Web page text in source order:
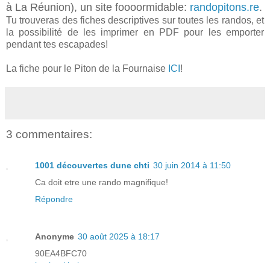
à La Réunion), un site foooormidable: randopitons.re.
Tu trouveras des fiches descriptives sur toutes les randos, et
la possibilité de les imprimer en PDF pour les emporter
pendant tes escapades!
La fiche pour le Piton de la Fournaise ICI !
3 commentaires:
1001 découvertes dune chti 30 juin 2014 à 11:50
Ca doit etre une rando magnifique!
Répondre
Anonyme 30 août 2025 à 18:17
90EA4BFC70